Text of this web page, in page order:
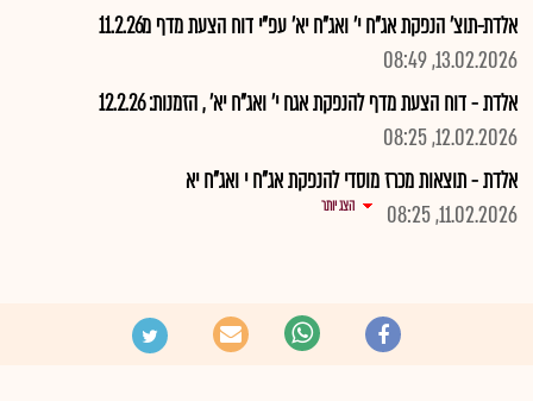
אלדת-תוצ' הנפקת אג"ח י' ואג"ח יא' עפ"י דוח הצעת מדף מ11.2.26
13.02.2026, 08:49
אלדת - דוח הצעת מדף להנפקת אגח י' ואג"ח יא' , הזמנות: 12.2.26
12.02.2026, 08:25
אלדת - תוצאות מכרז מוסדי להנפקת אג"ח י ואג"ח יא
11.02.2026, 08:25
הצג יותר